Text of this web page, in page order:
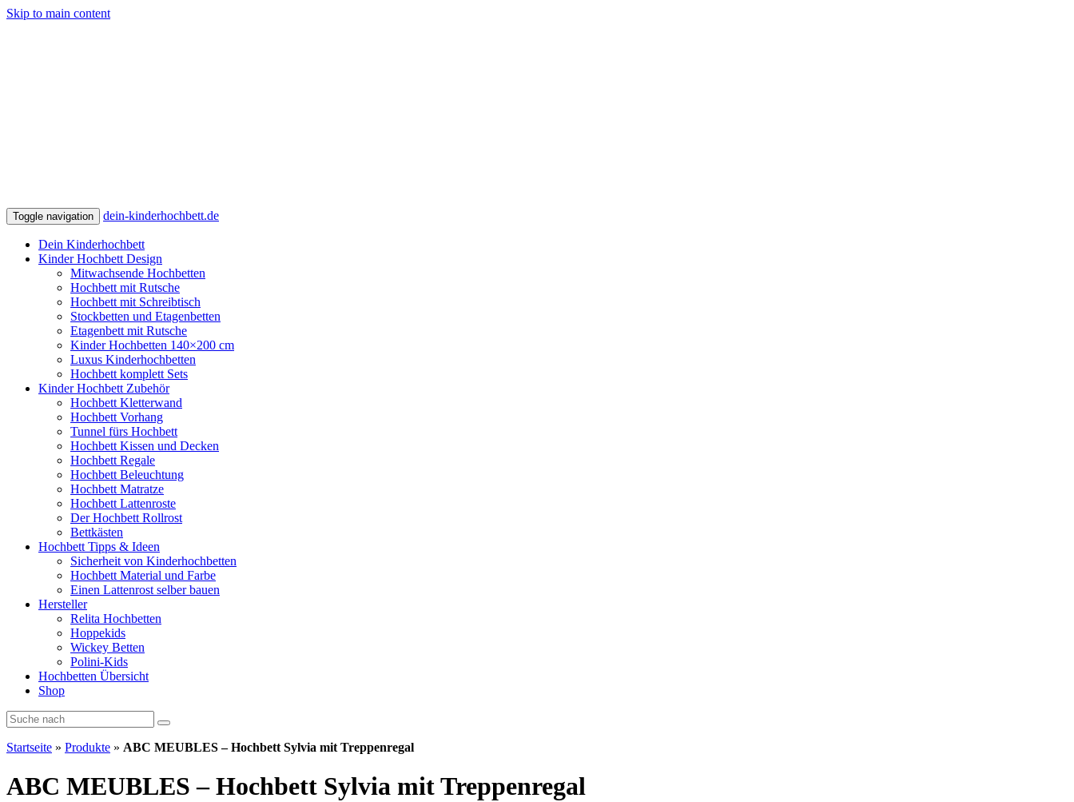
Skip to main content
Toggle navigation dein-kinderhochbett.de
Dein Kinderhochbett
Kinder Hochbett Design
Mitwachsende Hochbetten
Hochbett mit Rutsche
Hochbett mit Schreibtisch
Stockbetten und Etagenbetten
Etagenbett mit Rutsche
Kinder Hochbetten 140×200 cm
Luxus Kinderhochbetten
Hochbett komplett Sets
Kinder Hochbett Zubehör
Hochbett Kletterwand
Hochbett Vorhang
Tunnel fürs Hochbett
Hochbett Kissen und Decken
Hochbett Regale
Hochbett Beleuchtung
Hochbett Matratze
Hochbett Lattenroste
Der Hochbett Rollrost
Bettkästen
Hochbett Tipps & Ideen
Sicherheit von Kinderhochbetten
Hochbett Material und Farbe
Einen Lattenrost selber bauen
Hersteller
Relita Hochbetten
Hoppekids
Wickey Betten
Polini-Kids
Hochbetten Übersicht
Shop
Startseite » Produkte » ABC MEUBLES – Hochbett Sylvia mit Treppenregal
ABC MEUBLES – Hochbett Sylvia mit Treppenregal